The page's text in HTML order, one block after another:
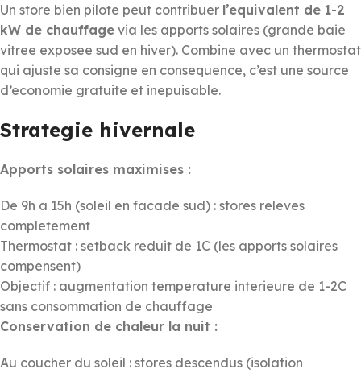
Un store bien pilote peut contribuer l’equivalent de 1-2
kW de chauffage via les apports solaires (grande baie
vitree exposee sud en hiver). Combine avec un thermostat
qui ajuste sa consigne en consequence, c’est une source
d’economie gratuite et inepuisable.
Strategie hivernale
Apports solaires maximises :
De 9h a 15h (soleil en facade sud) : stores releves
completement
Thermostat : setback reduit de 1C (les apports solaires
compensent)
Objectif : augmentation temperature interieure de 1-2C
sans consommation de chauffage
Conservation de chaleur la nuit :
Au coucher du soleil : stores descendus (isolation